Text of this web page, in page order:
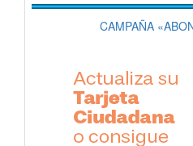
CAMPAÑA